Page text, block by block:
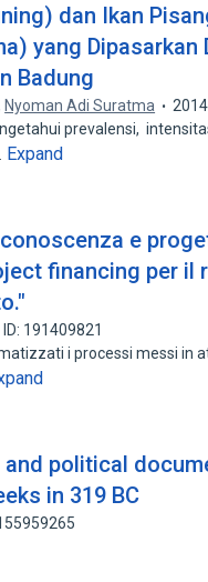
dan Ikan
yang Dipasarkan
Badung
Nyoman Adi Suratma 2014
prevalensi,
Expand
e
financing per il
191409821
i processi messi in
political
in 319 BC